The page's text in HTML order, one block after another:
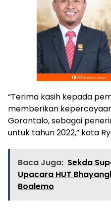
“Terima kasih kepada
memberikan
Gorontalo, sebagai
untuk tahun 2022,” kata
Baca Juga: Sekda
Upacara HUT
Boalemo